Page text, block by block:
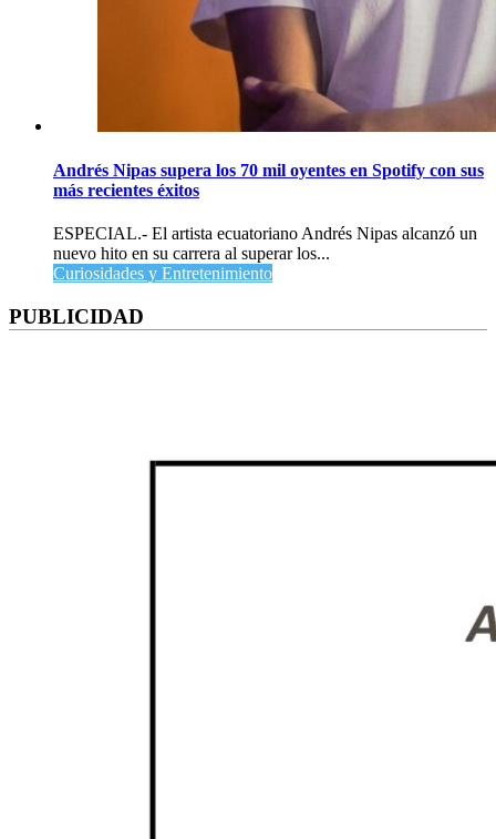
Andrés Nipas supera los 70 mil oyentes en Spotify con sus
más recientes éxitos
ESPECIAL.- El artista ecuatoriano Andrés Nipas alcanzó un
nuevo hito en su carrera al superar los...
Curiosidades y Entretenimiento
PUBLICIDAD